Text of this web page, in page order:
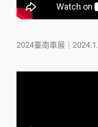
2024臺南車展｜